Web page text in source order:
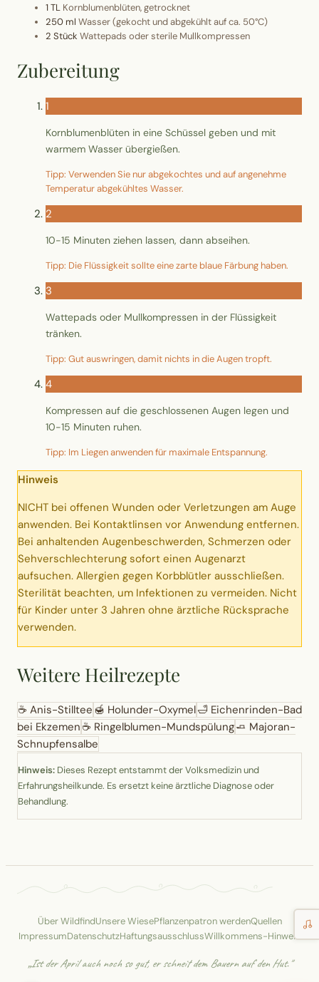
Wusstest du?
Sammlungen
Selber machen
Glossar
1 TL Kornblumenblüten, getrocknet
250 ml Wasser (gekocht und abgekühlt auf ca. 50°C)
2 Stück Wattepads oder sterile Mullkompressen
Zubereitung
1
Kornblumenblüten in eine Schüssel geben und mit
warmem Wasser übergießen.
Tipp: Verwenden Sie nur abgekochtes und auf angenehme
Temperatur abgekühltes Wasser.
2
10-15 Minuten ziehen lassen, dann abseihen.
Tipp: Die Flüssigkeit sollte eine zarte blaue Färbung haben.
3
Wattepads oder Mullkompressen in der Flüssigkeit
tränken.
Tipp: Gut auswringen, damit nichts in die Augen tropft.
4
Kompressen auf die geschlossenen Augen legen und
10-15 Minuten ruhen.
Tipp: Im Liegen anwenden für maximale Entspannung.
Hinweis
NICHT bei offenen Wunden oder Verletzungen am Auge
anwenden. Bei Kontaktlinsen vor Anwendung entfernen.
Bei anhaltenden Augenbeschwerden, Schmerzen oder
Sehverschlechterung sofort einen Augenarzt
aufsuchen. Allergien gegen Korbblütler ausschließen.
Sterilität beachten, um Infektionen zu vermeiden. Nicht
für Kinder unter 3 Jahren ohne ärztliche Rücksprache
verwenden.
Weitere Heilrezepte
☕ Anis-Stilltee 🍯 Holunder-Oxymel🛁 Eichenrinden-Bad
bei Ekzemen ☕ Ringelblumen-Mundspülung🧈 Majoran-
Schnupfensalbe
Hinweis: Dieses Rezept entstammt der Volksmedizin und
Erfahrungsheilkunde. Es ersetzt keine ärztliche Diagnose oder
Behandlung.
Über WildfindUnsere WiesePflanzenpatron werdenQuellen
ImpressumDatenschutzHaftungsausschlussWillkommens-Hinweis
„Ist der April auch noch so gut, er schneit dem Bauern auf den Hut."